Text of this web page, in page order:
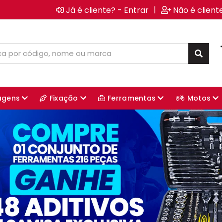
Já é cliente? - Entrar | Não é
Fixação Ferramentas Motos